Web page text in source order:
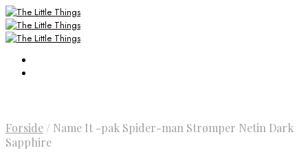
Forside / Name It -pak Spider-man Strømper Netin Dark
Sapphire